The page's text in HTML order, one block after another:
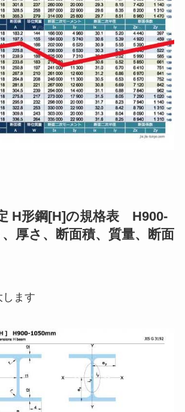
H形鋼[H]の規格表 H900-
厚さ、断面積、質量、断面
します